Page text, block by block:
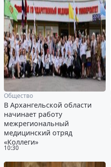
10:30
Общество
В Архангельской области
начинает работу
межрегиональный
медицинский отряд
«Коллеги»